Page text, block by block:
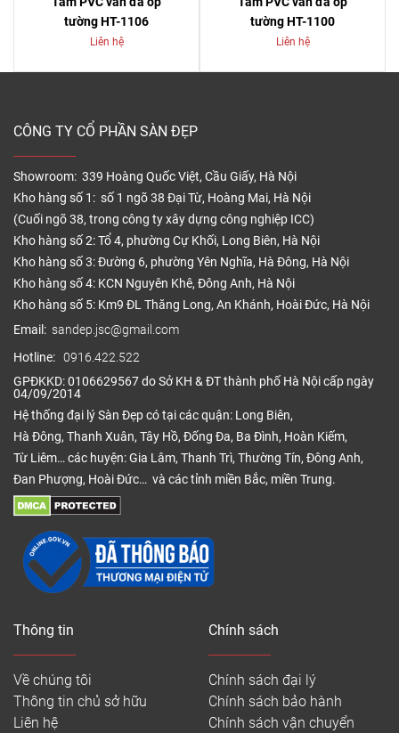
tường HT-1106
Liên hệ
tường HT-1100
Liên hệ
CÔNG TY CỔ PHẦN SÀN ĐẸP
Showroom: 339 Hoàng Quốc Việt, Cầu Giấy, Hà Nội
Kho hàng số 1: số 1 ngõ 38 Đại Từ, Hoàng Mai, Hà Nội
(Cuối ngõ 38, trong công ty xây dựng công nghiệp ICC)
Kho hàng số 2: Tổ 4, phường Cự Khối, Long Biên, Hà Nội
Kho hàng số 3: Đường 6, phường Yên Nghĩa, Hà Đông, Hà Nội
Kho hàng số 4: KCN Nguyên Khê, Đông Anh, Hà Nội
Kho hàng số 5: Km9 ĐL Thăng Long, An Khánh, Hoài Đức, Hà Nội
Email: sandep.jsc@gmail.com
Hotline: 0916.422.522
GPĐKKD: 0106629567 do Sở KH & ĐT thành phố Hà Nội cấp ngày
04/09/2014
Hệ thống đại lý Sàn Đẹp có tại các quận: Long Biên,
Hà Đông, Thanh Xuân, Tây Hồ, Đống Đa, Ba Đình, Hoàn Kiếm,
Từ Liêm… các huyện: Gia Lâm, Thanh Trì, Thường Tín, Đông Anh,
Đan Phượng, Hoài Đức… và các tỉnh miền Bắc, miền Trung.
Thông tin
Về chúng tôi
Thông tin chủ sở hữu
Liên hệ
Chính sách
Chính sách đại lý
Chính sách bảo hành
Chính sách vận chuyển